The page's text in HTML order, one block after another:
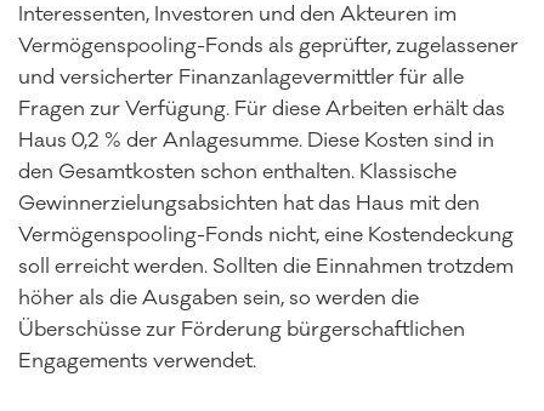
Interessenten, Investoren und den Akteuren im
Vermögenspooling-Fonds als geprüfter, zugelassener
und versicherter Finanzanlagevermittler für alle
Fragen zur Verfügung. Für diese Arbeiten erhält das
Haus 0,2 % der Anlagesumme. Diese Kosten sind in
den Gesamtkosten schon enthalten. Klassische
Gewinnerzielungsabsichten hat das Haus mit den
Vermögenspooling-Fonds nicht, eine Kostendeckung
soll erreicht werden. Sollten die Einnahmen trotzdem
höher als die Ausgaben sein, so werden die
Überschüsse zur Förderung bürgerschaftlichen
Engagements verwendet.